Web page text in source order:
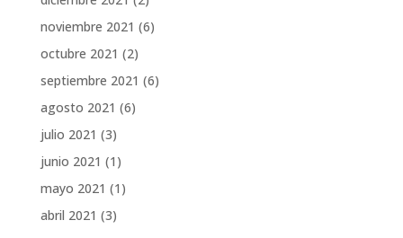
noviembre 2021 (6)
octubre 2021 (2)
septiembre 2021 (6)
agosto 2021 (6)
julio 2021 (3)
junio 2021 (1)
mayo 2021 (1)
abril 2021 (3)